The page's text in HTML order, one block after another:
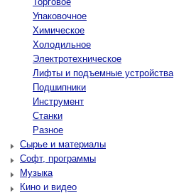
Упаковочное
Химическое
Холодильное
Электротехническое
Лифты и подъемные устройства
Подшипники
Инструмент
Станки
Разное
Сырье и материалы
Софт, программы
Музыка
Кино и видео